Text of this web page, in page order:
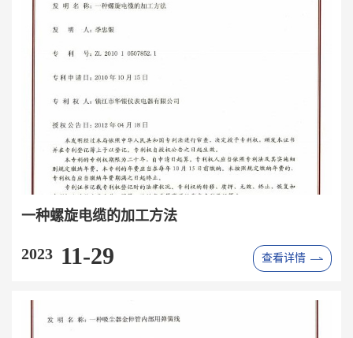
一种螺旋电缆的加工方法
查看详情
2023 11-29